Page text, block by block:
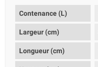
Contenance (L)
Largeur (cm)
Longueur (cm)